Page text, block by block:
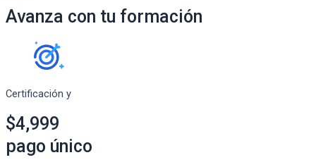
Avanza con tu formación
Certificación y
$4,999
pago único